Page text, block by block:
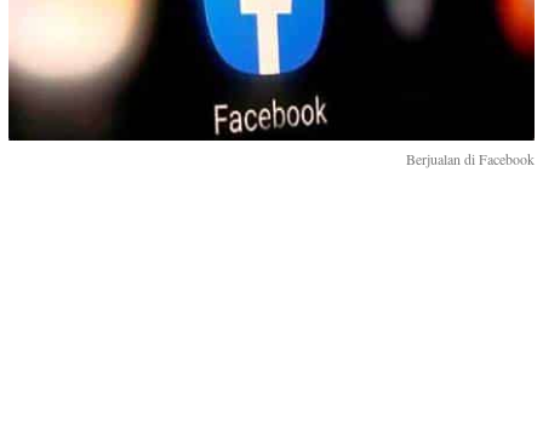
Berjualan di Facebook